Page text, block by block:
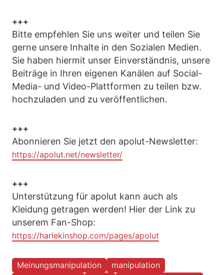
+++
Bitte empfehlen Sie uns weiter und teilen Sie
gerne unsere Inhalte in den Sozialen Medien.
Sie haben hiermit unser Einverständnis, unsere
Beiträge in Ihren eigenen Kanälen auf Social-
Media- und Video-Plattformen zu teilen bzw.
hochzuladen und zu veröffentlichen.
+++
Abonnieren Sie jetzt den apolut-Newsletter:
https://apolut.net/newsletter/
+++
Unterstützung für apolut kann auch als
Kleidung getragen werden! Hier der Link zu
unserem Fan-Shop:
https://harlekinshop.com/pages/apolut
Meinungsmanipulation
manipulation